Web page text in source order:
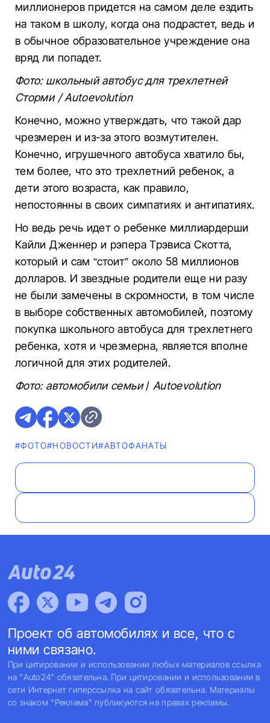
миллионеров придется на самом деле ездить
на таком в школу, когда она подрастет, ведь и
в обычное образовательное учреждение она
вряд ли попадет.
Фото: школьный автобус для трехлетней
Сторми / Autoevolution
Конечно, можно утверждать, что такой дар
чрезмерен и из-за этого возмутителен.
Конечно, игрушечного автобуса хватило бы,
тем более, что это трехлетний ребенок, а
дети этого возраста, как правило,
непостоянны в своих симпатиях и антипатиях.
Но ведь речь идет о ребенке миллиардерши
Кайли Дженнер и рэпера Трэвиса Скотта,
который и сам “стоит” около 58 миллионов
долларов. И звездные родители еще ни разу
не были замечены в скромности, в том числе
в выборе собственных автомобилей, поэтому
покупка школьного автобуса для трехлетнего
ребенка, хотя и чрезмерна, является вполне
логичной для этих родителей.
Фото: автомобили семьи/Autoevolution
#ФОТО#НОВОСТИ#AВТОФАНАТЫ
Проект об автомобилях и все, что с
ними связано.
При цитировании и использовании любых материалов ссылка
на "Auto24" обязательна. При цитировании и использовании в
сети Интернет гиперссылка на сайт обязательна. Материалы
со знаком "Реклама" публикуются на правах рекламы.